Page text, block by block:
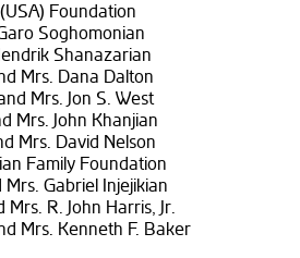
Foundation
Soghomonian
Shanazarian
Mrs. Dana Dalton
Mrs. Jon S. West
Mrs. John Khanjian
Mrs. David Nelson
Family Foundation
Mrs. Gabriel Injejikian
Mrs. R. John Harris, Jr.
Mrs. Kenneth F. Baker